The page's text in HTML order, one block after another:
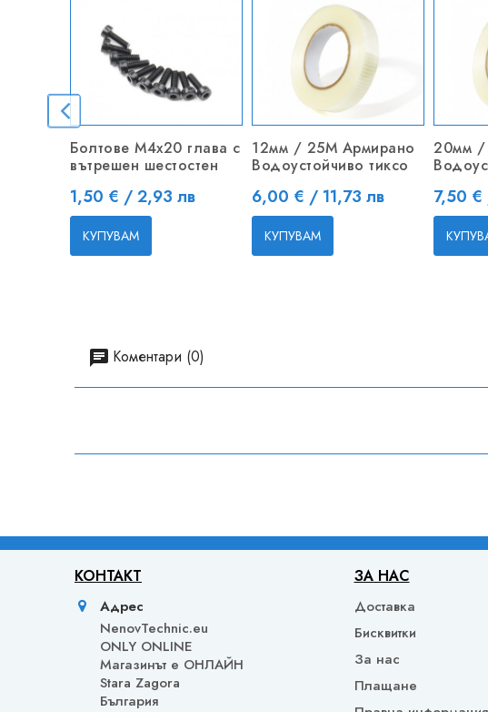
Болтове M4x20 глава с
вътрешен шестостен
Цена
1,50 € / 2,93 лв
КУПУВАМ
12мм / 25M Армирано
Водоустойчиво тиксо
Цена
6,00 € / 11,73 лв
КУПУВАМ
20мм /
Цена
7,50
Коментари (0)
КОНТАКТ
Адрес
NenovTechnic.eu
ONLY ONLINE
Mагазинът е ОНЛАЙН
Stara Zagora
България
ЗА НАС
Доставка
Бисквитки
За нас
Плащане